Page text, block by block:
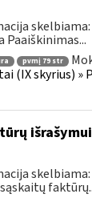
Paaiškinimas...
pvmį 79 str
(IX skyrius)